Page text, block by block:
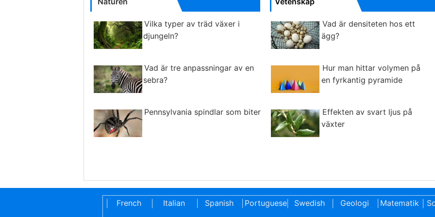
Vilka typer av träd växer i
djungeln?
Vad är tre anpassningar av en
sebra?
Pennsylvania spindlar som biter
Vad är densiteten hos ett
ägg?
Hur man hittar volymen på
en fyrkantig pyramide
Effekten av svart ljus på
växter
French Italian Spanish Portuguese| Swedish Geologi Matematik